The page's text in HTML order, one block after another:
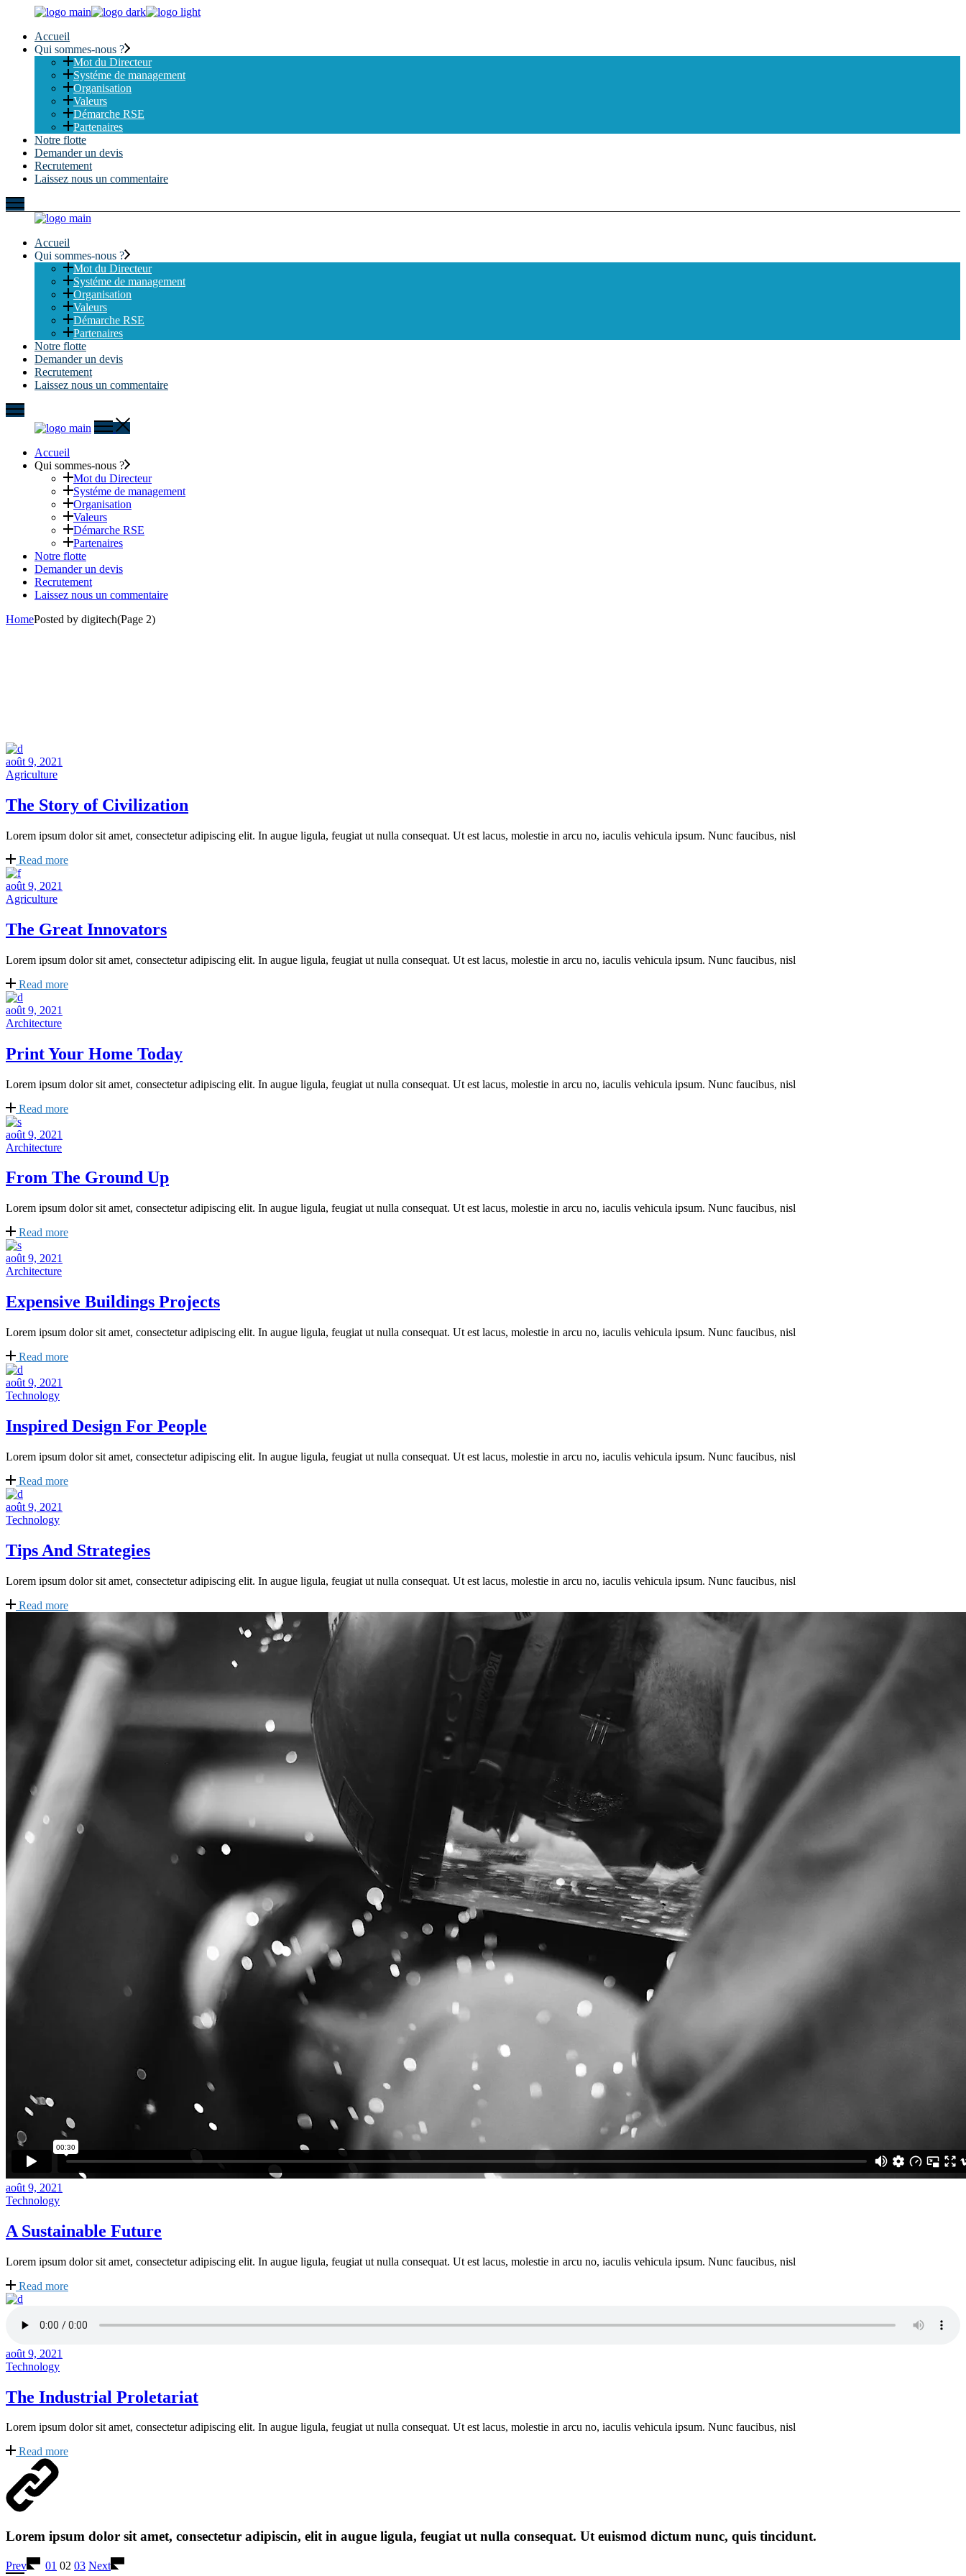
content
Accueil
Qui sommes-nous ?
Mot du Directeur
Systéme de management
Organisation
Valeurs
Démarche RSE
Partenaires
Notre flotte
Demander un devis
Recrutement
Laissez nous un commentaire
Accueil
Qui sommes-nous ?
Mot du Directeur
Systéme de management
Organisation
Valeurs
Démarche RSE
Partenaires
Notre flotte
Demander un devis
Recrutement
Laissez nous un commentaire
Accueil
Qui sommes-nous ?
Mot du Directeur
Systéme de management
Organisation
Valeurs
Démarche RSE
Partenaires
Notre flotte
Demander un devis
Recrutement
Laissez nous un commentaire
HomePosted by digitech(Page 2)
août 9, 2021
Agriculture
The Story of Civilization
Lorem ipsum dolor sit amet, consectetur adipiscing elit. In augue ligula, feugiat ut nulla consequat. Ut est lacus, molestie in arcu no, iaculis vehicula ipsum. Nunc faucibus, nisl
Read more
août 9, 2021
Agriculture
The Great Innovators
Lorem ipsum dolor sit amet, consectetur adipiscing elit. In augue ligula, feugiat ut nulla consequat. Ut est lacus, molestie in arcu no, iaculis vehicula ipsum. Nunc faucibus, nisl
Read more
août 9, 2021
Architecture
Print Your Home Today
Lorem ipsum dolor sit amet, consectetur adipiscing elit. In augue ligula, feugiat ut nulla consequat. Ut est lacus, molestie in arcu no, iaculis vehicula ipsum. Nunc faucibus, nisl
Read more
août 9, 2021
Architecture
From The Ground Up
Lorem ipsum dolor sit amet, consectetur adipiscing elit. In augue ligula, feugiat ut nulla consequat. Ut est lacus, molestie in arcu no, iaculis vehicula ipsum. Nunc faucibus, nisl
Read more
août 9, 2021
Architecture
Expensive Buildings Projects
Lorem ipsum dolor sit amet, consectetur adipiscing elit. In augue ligula, feugiat ut nulla consequat. Ut est lacus, molestie in arcu no, iaculis vehicula ipsum. Nunc faucibus, nisl
Read more
août 9, 2021
Technology
Inspired Design For People
Lorem ipsum dolor sit amet, consectetur adipiscing elit. In augue ligula, feugiat ut nulla consequat. Ut est lacus, molestie in arcu no, iaculis vehicula ipsum. Nunc faucibus, nisl
Read more
août 9, 2021
Technology
Tips And Strategies
Lorem ipsum dolor sit amet, consectetur adipiscing elit. In augue ligula, feugiat ut nulla consequat. Ut est lacus, molestie in arcu no, iaculis vehicula ipsum. Nunc faucibus, nisl
Read more
août 9, 2021
Technology
A Sustainable Future
Lorem ipsum dolor sit amet, consectetur adipiscing elit. In augue ligula, feugiat ut nulla consequat. Ut est lacus, molestie in arcu no, iaculis vehicula ipsum. Nunc faucibus, nisl
Read more
août 9, 2021
Technology
The Industrial Proletariat
Lorem ipsum dolor sit amet, consectetur adipiscing elit. In augue ligula, feugiat ut nulla consequat. Ut est lacus, molestie in arcu no, iaculis vehicula ipsum. Nunc faucibus, nisl
Read more
Lorem ipsum dolor sit amet, consectetur adipiscin, elit in augue ligula, feugiat ut nulla consequat. Ut euismod dictum nunc, quis tincidunt.
Pagination
Prev 01 02 03 Next